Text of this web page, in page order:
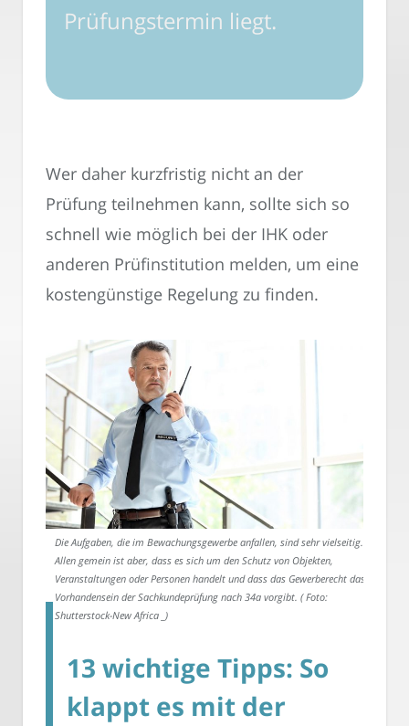
Prüfungstermin liegt.
Wer daher kurzfristig nicht an der
Prüfung teilnehmen kann, sollte sich so
schnell wie möglich bei der IHK oder
anderen Prüfinstitution melden, um eine
kostengünstige Regelung zu finden.
Die Aufgaben, die im Bewachungsgewerbe anfallen, sind sehr vielseitig.
Allen gemein ist aber, dass es sich um den Schutz von Objekten,
Veranstaltungen oder Personen handelt und dass das Gewerberecht das
Vorhandensein der Sachkundeprüfung nach 34a vorgibt. ( Foto:
Shutterstock-New Africa _)
13 wichtige Tipps: So
klappt es mit der